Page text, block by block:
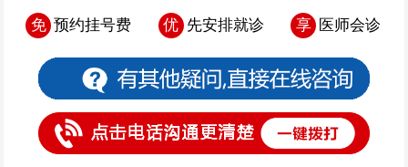
免 预约挂号费 优 先安排就诊 享 医师会诊